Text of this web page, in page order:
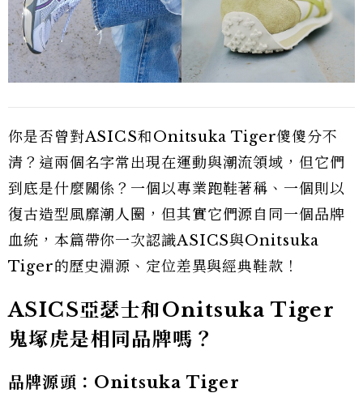
你是否曾對ASICS和Onitsuka Tiger傻傻分不
清？這兩個名字常出現在運動與潮流領域，但它們
到底是什麼關係？一個以專業跑鞋著稱、一個則以
復古造型風靡潮人圈，但其實它們源自同一個品牌
血統，本篇帶你一次認識ASICS與Onitsuka
Tiger的歷史淵源、定位差異與經典鞋款！
ASICS亞瑟士和Onitsuka Tiger
鬼塚虎是相同品牌嗎？
品牌源頭：Onitsuka Tiger